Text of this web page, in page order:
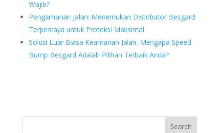
Wajib?
Pengamanan Jalan: Menemukan Distributor Besgard
Terpercaya untuk Proteksi Maksimal
Solusi Luar Biasa Keamanan Jalan: Mengapa Speed
Bump Besgard Adalah Pilihan Terbaik Anda?
Search